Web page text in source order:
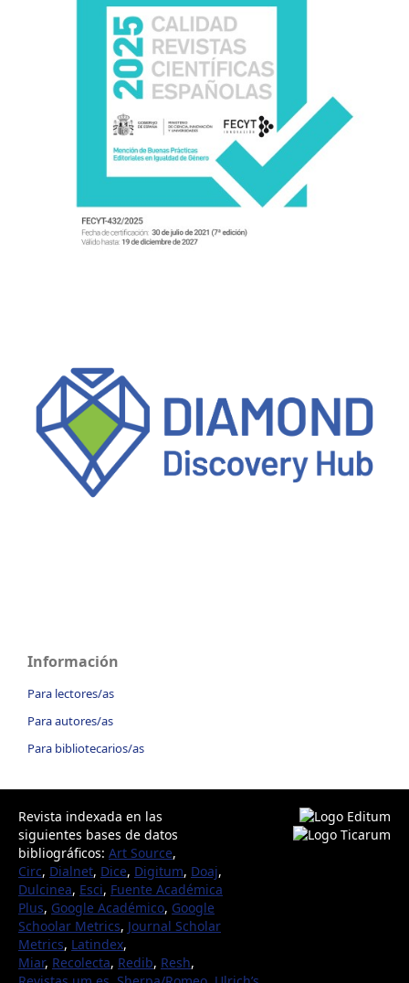
Información
Para lectores/as
Para autores/as
Para bibliotecarios/as
Revista indexada en las
siguientes bases de datos
bibliográficos: Art Source,
Circ, Dialnet, Dice, Digitum, Doaj,
Dulcinea, Esci, Fuente Académica
Plus, Google Académico, Google
Schoolar Metrics, Journal Scholar
Metrics, Latindex,
Miar, Recolecta, Redib, Resh,